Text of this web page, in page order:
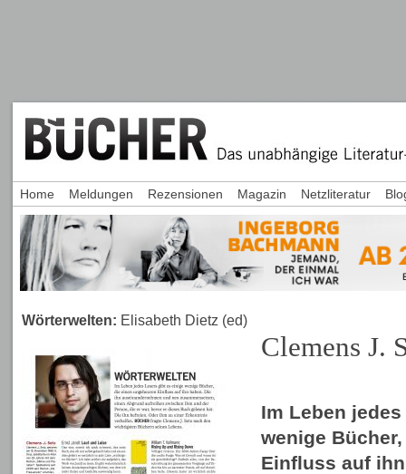
Wörterwelten: Elisabeth Dietz (ed)
Clemens J.
Im Leben
wenige
Einfluss auf
Home Meldungen Rezensionen Magazin Netzliteratur